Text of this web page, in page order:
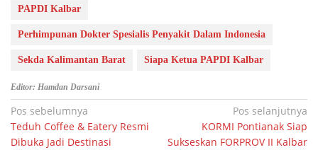
PAPDI Kalbar
Perhimpunan Dokter Spesialis Penyakit Dalam Indonesia
Sekda Kalimantan Barat Siapa Ketua PAPDI Kalbar
Editor: Hamdan Darsani
Navigasi
pos
Pos sebelumnya
Teduh Coffee & Eatery Resmi
Dibuka Jadi Destinasi
Pos selanjutnya
KORMI Pontianak Siap
Sukseskan FORPROV II Kalbar